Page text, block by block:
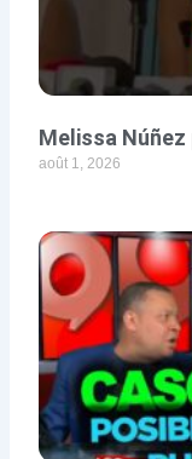
Melissa
août 1, 2026